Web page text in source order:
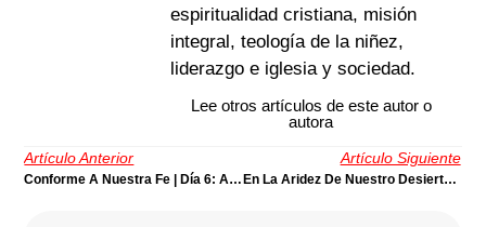
espiritualidad cristiana, misión
integral, teología de la niñez,
liderazgo e iglesia y sociedad.
Lee otros artículos de este autor o
autora
Artículo Anterior
Conforme A Nuestra Fe | Día 6: Adviento 2017
Artículo Siguiente
En La Aridez De Nuestro Desierto | Día 8: Adviento 2017